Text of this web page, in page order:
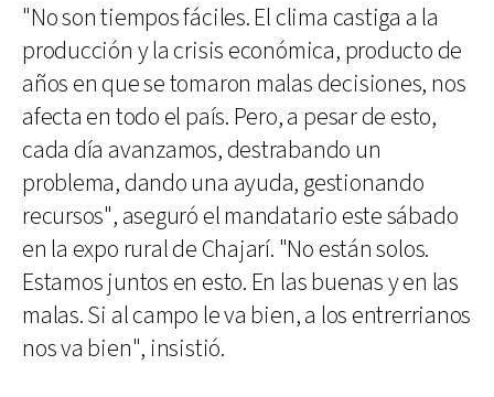
"No son tiempos fáciles. El clima castiga a la
producción y la crisis económica, producto de
años en que se tomaron malas decisiones, nos
afecta en todo el país. Pero, a pesar de esto,
cada día avanzamos, destrabando un
problema, dando una ayuda, gestionando
recursos", aseguró el mandatario este sábado
en la expo rural de Chajarí. "No están solos.
Estamos juntos en esto. En las buenas y en las
malas. Si al campo le va bien, a los entrerrianos
nos va bien", insistió.